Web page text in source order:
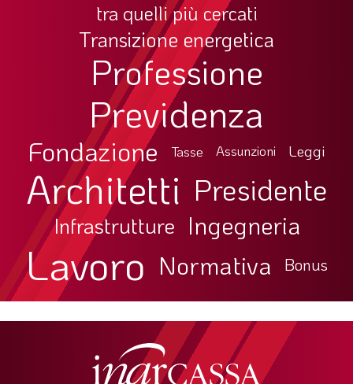
tra quelli più cercati
Transizione energetica
Professione
Previdenza
Fondazione Tasse Assunzioni Leggi
Architetti Presidente
Infrastrutture Ingegneria
Lavoro Normativa Bonus